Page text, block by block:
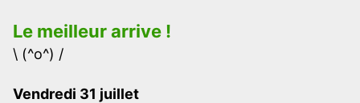
Le meilleur arrive !
\ (^o^) /
Vendredi 31 juillet